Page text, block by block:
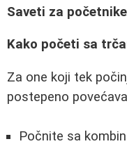
Saveti za početnike
Kako početi sa
Za one koji tek
postepeno
Počnite sa